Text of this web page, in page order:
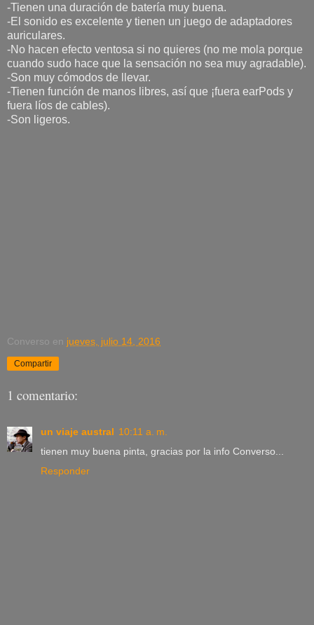
-Tienen una duración de batería muy buena.
-El sonido es excelente y tienen un juego de adaptadores
auriculares.
-No hacen efecto ventosa si no quieres (no me mola porque
cuando sudo hace que la sensación no sea muy agradable).
-Son muy cómodos de llevar.
-Tienen función de manos libres, así que ¡fuera earPods y
fuera líos de cables).
-Son ligeros.
Converso en jueves, julio 14, 2016
Compartir
1 comentario:
un viaje austral 10:11 a. m.
tienen muy buena pinta, gracias por la info Converso...
Responder